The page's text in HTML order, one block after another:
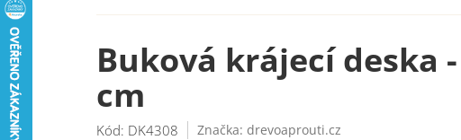
Buková krájecí deska
cm
Kód: DK4308 Značka: drevoaprouti.cz